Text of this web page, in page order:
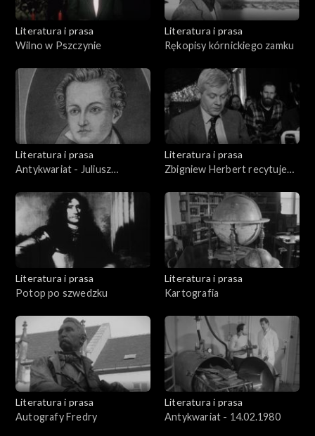
Literatura i prasa
Wilno w Pszczynie
Literatura i prasa
Rękopisy kórnickiego zamku
Literatura i prasa
Antykwariat - Juliusz
Literatura i prasa
Zbigniew Herbert recytuje
„Proces”
Literatura i prasa
Potop po szwedzku
Literatura i prasa
Kartografia
Literatura i prasa
Autografy Fredry
Literatura i prasa
Antykwariat - 14.02.1980